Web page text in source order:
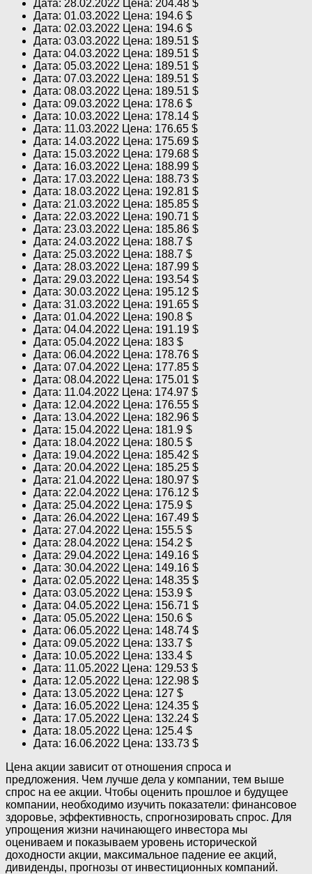
Дата: 28.02.2022 Цена: 204.48 $
Дата: 01.03.2022 Цена: 194.6 $
Дата: 02.03.2022 Цена: 194.6 $
Дата: 03.03.2022 Цена: 189.51 $
Дата: 04.03.2022 Цена: 189.51 $
Дата: 05.03.2022 Цена: 189.51 $
Дата: 07.03.2022 Цена: 189.51 $
Дата: 08.03.2022 Цена: 189.51 $
Дата: 09.03.2022 Цена: 178.6 $
Дата: 10.03.2022 Цена: 178.14 $
Дата: 11.03.2022 Цена: 176.65 $
Дата: 14.03.2022 Цена: 175.69 $
Дата: 15.03.2022 Цена: 179.68 $
Дата: 16.03.2022 Цена: 188.99 $
Дата: 17.03.2022 Цена: 188.73 $
Дата: 18.03.2022 Цена: 192.81 $
Дата: 21.03.2022 Цена: 185.85 $
Дата: 22.03.2022 Цена: 190.71 $
Дата: 23.03.2022 Цена: 185.86 $
Дата: 24.03.2022 Цена: 188.7 $
Дата: 25.03.2022 Цена: 188.7 $
Дата: 28.03.2022 Цена: 187.99 $
Дата: 29.03.2022 Цена: 193.54 $
Дата: 30.03.2022 Цена: 195.12 $
Дата: 31.03.2022 Цена: 191.65 $
Дата: 01.04.2022 Цена: 190.8 $
Дата: 04.04.2022 Цена: 191.19 $
Дата: 05.04.2022 Цена: 183 $
Дата: 06.04.2022 Цена: 178.76 $
Дата: 07.04.2022 Цена: 177.85 $
Дата: 08.04.2022 Цена: 175.01 $
Дата: 11.04.2022 Цена: 174.97 $
Дата: 12.04.2022 Цена: 176.55 $
Дата: 13.04.2022 Цена: 182.96 $
Дата: 15.04.2022 Цена: 181.9 $
Дата: 18.04.2022 Цена: 180.5 $
Дата: 19.04.2022 Цена: 185.42 $
Дата: 20.04.2022 Цена: 185.25 $
Дата: 21.04.2022 Цена: 180.97 $
Дата: 22.04.2022 Цена: 176.12 $
Дата: 25.04.2022 Цена: 175.9 $
Дата: 26.04.2022 Цена: 167.49 $
Дата: 27.04.2022 Цена: 155.5 $
Дата: 28.04.2022 Цена: 154.2 $
Дата: 29.04.2022 Цена: 149.16 $
Дата: 30.04.2022 Цена: 149.16 $
Дата: 02.05.2022 Цена: 148.35 $
Дата: 03.05.2022 Цена: 153.9 $
Дата: 04.05.2022 Цена: 156.71 $
Дата: 05.05.2022 Цена: 150.6 $
Дата: 06.05.2022 Цена: 148.74 $
Дата: 09.05.2022 Цена: 133.7 $
Дата: 10.05.2022 Цена: 133.4 $
Дата: 11.05.2022 Цена: 129.53 $
Дата: 12.05.2022 Цена: 122.98 $
Дата: 13.05.2022 Цена: 127 $
Дата: 16.05.2022 Цена: 124.35 $
Дата: 17.05.2022 Цена: 132.24 $
Дата: 18.05.2022 Цена: 125.4 $
Дата: 16.06.2022 Цена: 133.73 $
Цена акции зависит от отношения спроса и
предложения. Чем лучше дела у компании, тем выше
спрос на ее акции. Чтобы оценить прошлое и будущее
компании, необходимо изучить показатели: финансовое
здоровье, эффективность, спрогнозировать спрос. Для
упрощения жизни начинающего инвестора мы
оцениваем и показываем уровень исторической
доходности акции, максимальное падение ее акций,
дивиденды, прогнозы от инвестиционных компаний.